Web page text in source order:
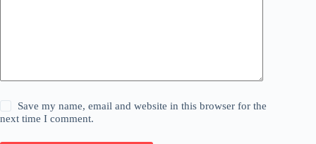
Save my name, email and website in this browser for the
next time I comment.